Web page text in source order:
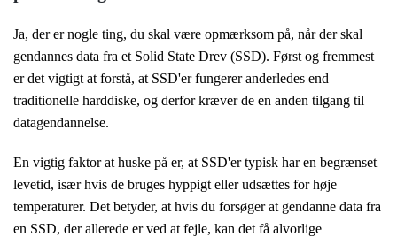
Ja, der er nogle ting, du skal være opmærksom på, når der skal
gendannes data fra et Solid State Drev (SSD). Først og fremmest
er det vigtigt at forstå, at SSD'er fungerer anderledes end
traditionelle harddiske, og derfor kræver de en anden tilgang til
datagendannelse.
En vigtig faktor at huske på er, at SSD'er typisk har en begrænset
levetid, især hvis de bruges hyppigt eller udsættes for høje
temperaturer. Det betyder, at hvis du forsøger at gendanne data fra
en SSD, der allerede er ved at fejle, kan det få alvorlige